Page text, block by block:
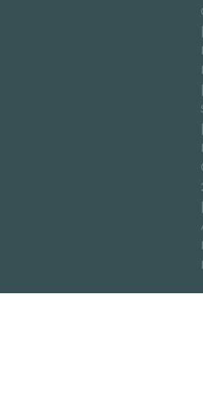
|
|
|
|